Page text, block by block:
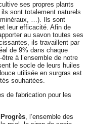
ses propres plants
sont totalement naturels
…). Ils sont
leur efficacité. Afin de
au savon toutes ses
ils travaillent par
de 9% dans chaque
à l’ensemble de notre
le socle de leurs huiles
utilisée en surgras est
souhaitées.
de fabrication pour les
, l’ensemble des